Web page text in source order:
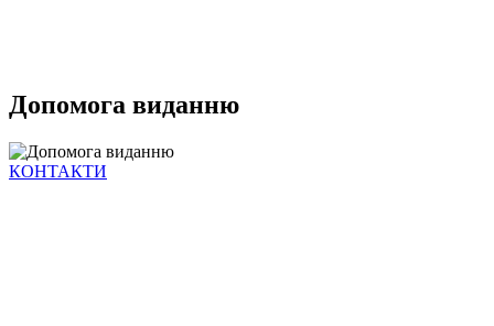
Допомога виданню
КОНТАКТИ